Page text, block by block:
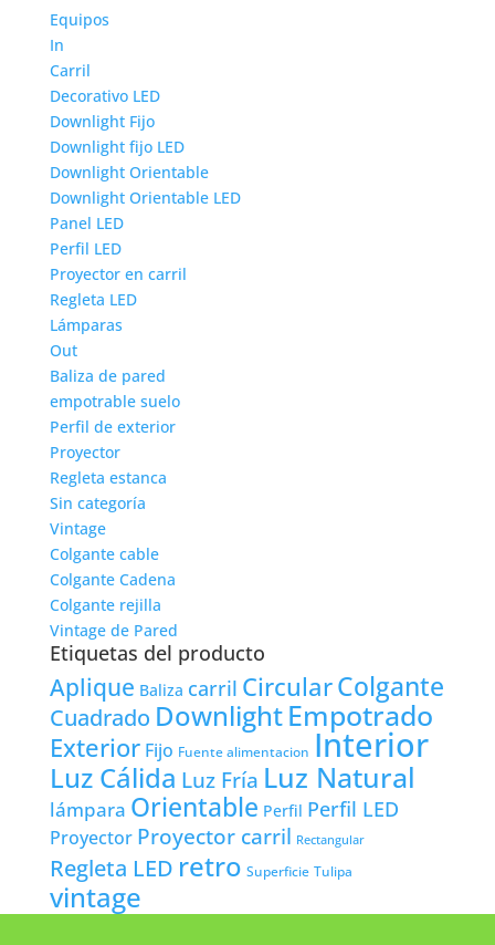
Equipos
In
Carril
Decorativo LED
Downlight Fijo
Downlight fijo LED
Downlight Orientable
Downlight Orientable LED
Panel LED
Perfil LED
Proyector en carril
Regleta LED
Lámparas
Out
Baliza de pared
empotrable suelo
Perfil de exterior
Proyector
Regleta estanca
Sin categoría
Vintage
Colgante cable
Colgante Cadena
Colgante rejilla
Vintage de Pared
Etiquetas del producto
Aplique Baliza carril CircularColgante
Cuadrado DownlightEmpotrado
Exterior Fijo Fuente alimentacion Interior
Luz Cálida Luz Fría Luz Natural
lámpara Orientable Perfil Perfil LED
Proyector Proyector carril Rectangular
Regleta LED retro Superficie Tulipa
vintage